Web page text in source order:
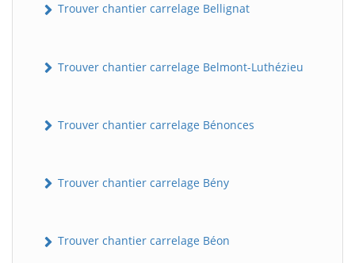
Trouver chantier carrelage Bellignat
Trouver chantier carrelage Belmont-Luthézieu
Trouver chantier carrelage Bénonces
Trouver chantier carrelage Bény
Trouver chantier carrelage Béon